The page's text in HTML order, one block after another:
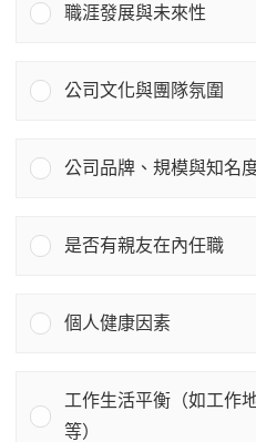
職涯發展與未來性
公司文化與團隊氛圍
公司品牌、規模與知名
是否有親友在內任職
個人健康因素
工作生活平衡（如工作
等）